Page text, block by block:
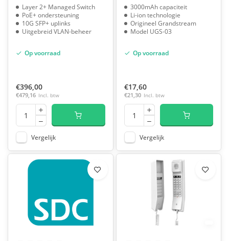
Layer 2+ Managed Switch
PoE+ ondersteuning
10G SFP+ uplinks
Uitgebreid VLAN-beheer
Op voorraad
€396,00
€479,16 Incl. btw
Vergelijk
3000mAh capaciteit
Li-ion technologie
Origineel Grandstream
Model UGS-03
Op voorraad
€17,60
€21,30 Incl. btw
Vergelijk